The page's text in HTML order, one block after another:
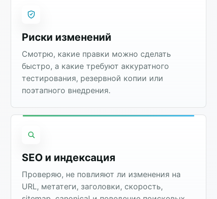
Риски изменений
Смотрю, какие правки можно сделать
быстро, а какие требуют аккуратного
тестирования, резервной копии или
поэтапного внедрения.
SEO и индексация
Проверяю, не повлияют ли изменения на
URL, метатеги, заголовки, скорость,